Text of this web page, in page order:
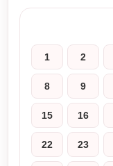
1 2
8 9
15 16
22 23